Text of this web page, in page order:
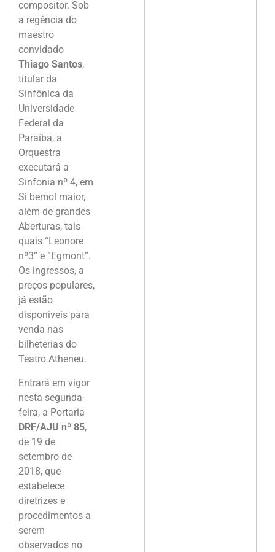
compositor. Sob
a regência do
maestro
convidado
Thiago Santos,
titular da
Sinfônica da
Universidade
Federal da
Paraíba, a
Orquestra
executará a
Sinfonia nº 4, em
Si bemol maior,
além de grandes
Aberturas, tais
quais “Leonore
nº3” e “Egmont”.
Os ingressos, a
preços populares,
já estão
disponíveis para
venda nas
bilheterias do
Teatro Atheneu.
Entrará em vigor
nesta segunda-
feira, a Portaria
DRF/AJU nº 85,
de 19 de
setembro de
2018, que
estabelece
diretrizes e
procedimentos a
serem
observados no